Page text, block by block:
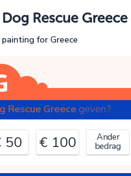
Dog Rescue Greece
for Greece
Rescue Greece geven?
50 € 100 Ander
bedrag
OK